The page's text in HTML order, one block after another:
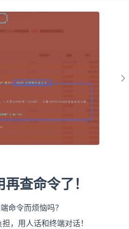
查命令了！
命令而烦恼吗？
，用人话和终端对话！